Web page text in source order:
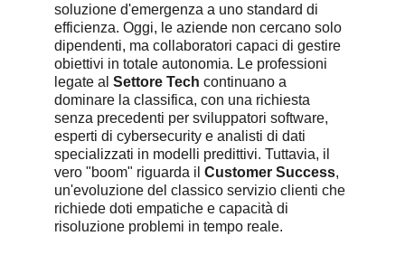
soluzione d'emergenza a uno standard di
efficienza. Oggi, le aziende non cercano solo
dipendenti, ma collaboratori capaci di gestire
obiettivi in totale autonomia. Le professioni
legate al Settore Tech continuano a
dominare la classifica, con una richiesta
senza precedenti per sviluppatori software,
esperti di cybersecurity e analisti di dati
specializzati in modelli predittivi. Tuttavia, il
vero "boom" riguarda il Customer Success,
un'evoluzione del classico servizio clienti che
richiede doti empatiche e capacità di
risoluzione problemi in tempo reale.